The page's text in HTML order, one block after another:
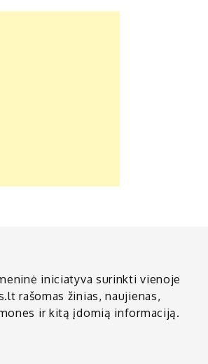
iniciatyva surinkti vienoje
rašomas žinias, naujienas,
ir kitą įdomią informaciją.